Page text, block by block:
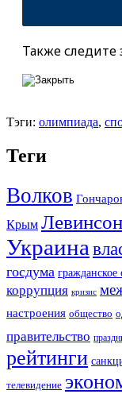
Также
Тэги: олимпиада,
Теги
Волков
Крым Левинсон
Украина
госдума гражданское
коррупция кризис
настроения общество
правительство
рейтинги
телевидение